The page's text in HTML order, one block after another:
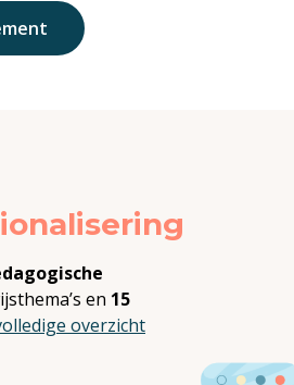
en 15
overzicht